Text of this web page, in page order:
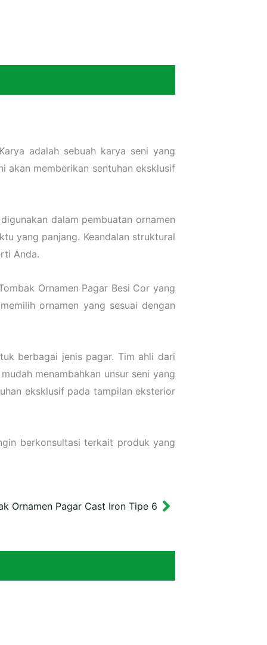
adalah sebuah karya seni yang
akan memberikan sentuhan eksklusif
dalam pembuatan ornamen
yang panjang. Keandalan struktural
Anda.
Ornamen Pagar Besi Cor yang
ornamen yang sesuai dengan
berbagai jenis pagar. Tim ahli dari
menambahkan unsur seni yang
eksklusif pada tampilan eksterior
berkonsultasi terkait produk yang
Ornamen Pagar Cast Iron Tipe 6 Next